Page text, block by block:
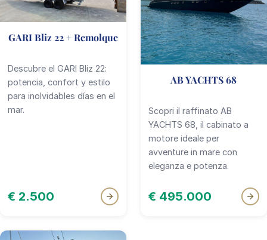
GARI Bliz 22 + Remolque
Descubre el GARI Bliz 22:
potencia, confort y estilo
para inolvidables días en el
mar.
€ 2.500
AB YACHTS 68
Scopri il raffinato AB
YACHTS 68, il cabinato a
motore ideale per
avventure in mare con
eleganza e potenza.
€ 495.000